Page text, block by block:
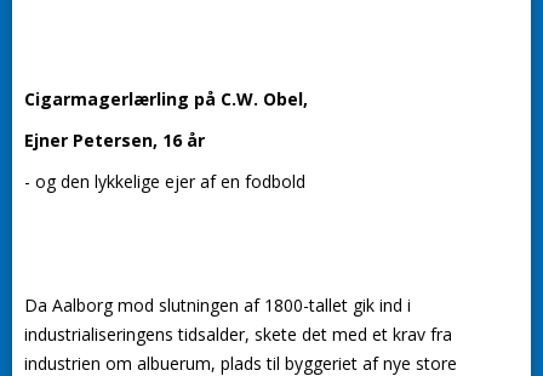
Cigarmagerlærling på C.W. Obel,
Ejner Petersen, 16 år
- og den lykkelige ejer af en fodbold
Da Aalborg mod slutningen af 1800-tallet gik ind i
industrialiseringens tidsalder, skete det med et krav fra
industrien om albuerum, plads til byggeriet af nye store